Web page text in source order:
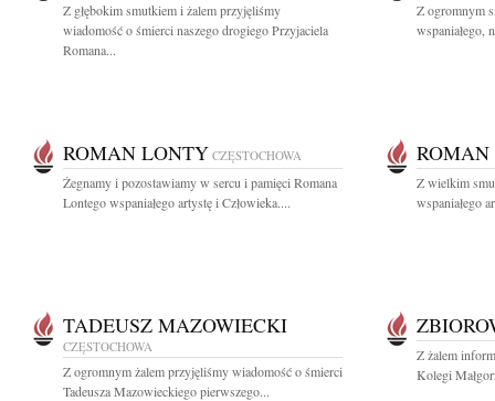
Z głębokim smutkiem i żalem przyjęliśmy
wiadomość o śmierci naszego drogiego Przyjaciela
Romana...
Z ogromnym
wspaniałego,
ROMAN LONTY CZĘSTOCHOWA
Żegnamy i pozostawiamy w sercu i pamięci Romana
Lontego wspaniałego artystę i Człowieka....
Z wielkim
wspaniałego
TADEUSZ MAZOWIECKI
CZĘSTOCHOWA
Z ogromnym żalem przyjęliśmy wiadomość o śmierci
Tadeusza Mazowieckiego pierwszego...
Z żalem
Kolegi